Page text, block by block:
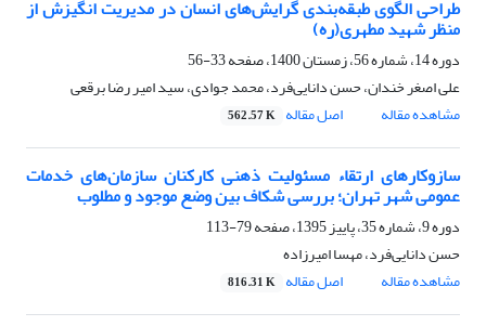
طراحی الگوی طبقه‌بندی گرایش‌‌های انسان در مدیریت انگیزش از
منظر شهید مطهری(ره)
دوره 14، شماره 56، زمستان 1400، صفحه
33-56
علی اصغر خندان، حسن دانایی‌فرد، محمد جوادی، سید امیر رضا برقعی
مشاهده مقاله
اصل مقاله 562.57 K
سازوکار‌های ارتقاء مسئولیت ذهنی کارکنان سازمان‌های خدمات
عمومی شهر تهران؛ بررسی شکاف بین وضع موجود و مطلوب
دوره 9، شماره 35، پاییز 1395، صفحه
79-113
حسن دانایی‌فرد، مهسا امیرزاده
مشاهده مقاله
اصل مقاله 816.31 K